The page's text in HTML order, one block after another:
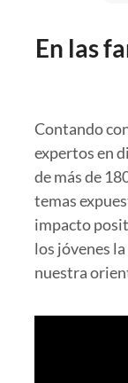
En las
Contando
expertos en
de más de
temas
impacto
los jóvenes
nuestra